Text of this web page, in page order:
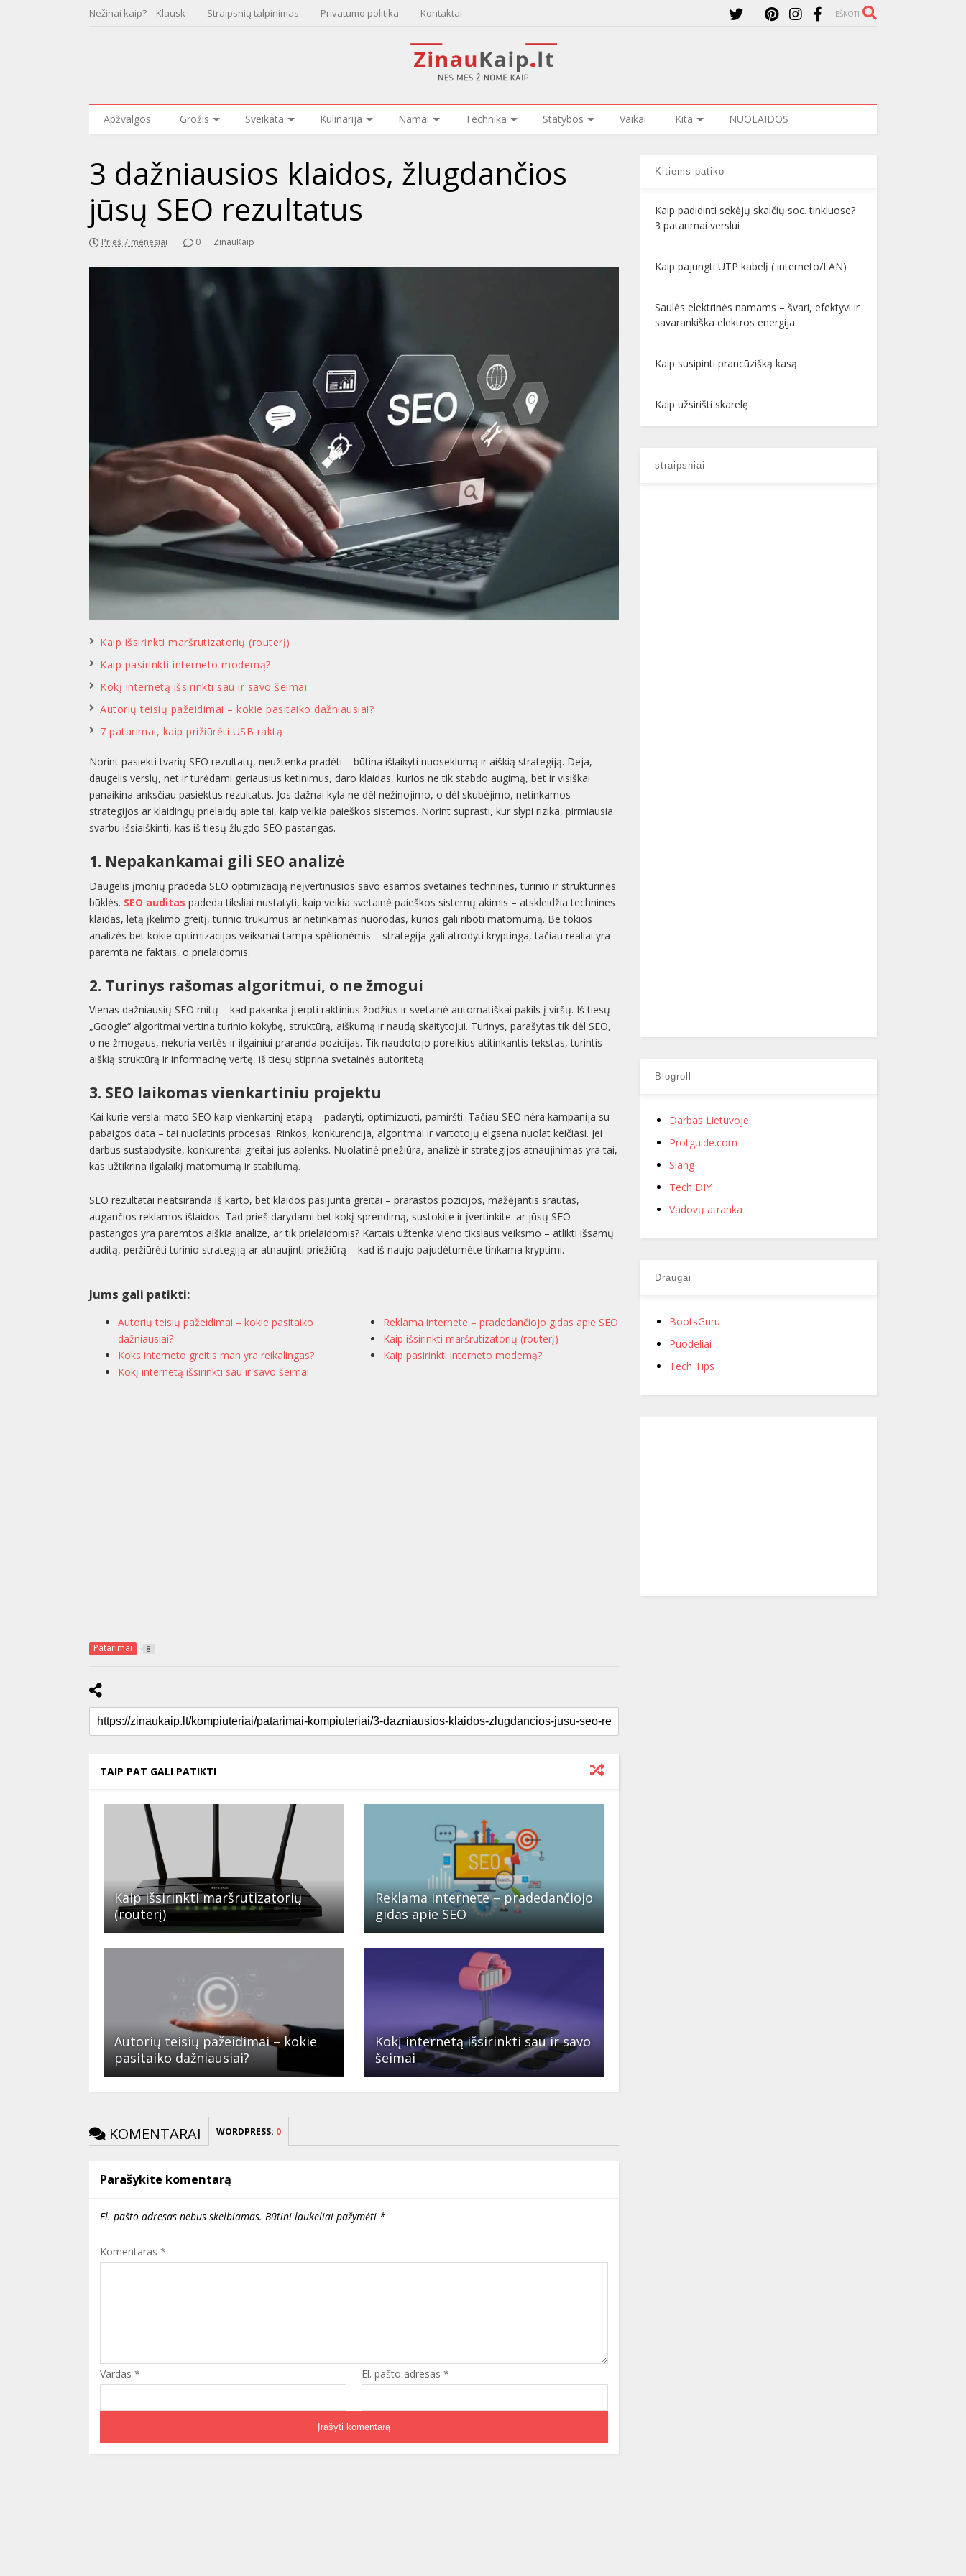
Nežinai kaip? – Klausk Straipsnių talpinimas Privatumo politika Kontaktai IEŠKOTI
Apžvalgos Grožis Sveikata Kulinarija Namai Technika Statybos Vaikai Kita NUOLAIDOS
3 dažniausios klaidos, žlugdančios
jūsų SEO rezultatus
Prieš 7 mėnesiai 0 ZinauKaip
Kaip išsirinkti maršrutizatorių (routerį)
Kaip pasirinkti interneto modemą?
Kokį internetą išsirinkti sau ir savo šeimai
Autorių teisių pažeidimai – kokie pasitaiko dažniausiai?
7 patarimai, kaip prižiūrėti USB raktą
Norint pasiekti tvarių SEO rezultatų, neužtenka pradėti – būtina išlaikyti nuoseklumą ir aiškią strategiją. Deja,
daugelis verslų, net ir turėdami geriausius ketinimus, daro klaidas, kurios ne tik stabdo augimą, bet ir visiškai
panaikina anksčiau pasiektus rezultatus. Jos dažnai kyla ne dėl nežinojimo, o dėl skubėjimo, netinkamos
strategijos ar klaidingų prielaidų apie tai, kaip veikia paieškos sistemos. Norint suprasti, kur slypi rizika, pirmiausia
svarbu išsiaiškinti, kas iš tiesų žlugdo SEO pastangas.
1. Nepakankamai gili SEO analizė
Daugelis įmonių pradeda SEO optimizaciją neįvertinusios savo esamos svetainės techninės, turinio ir struktūrinės
būklės. SEO auditas padeda tiksliai nustatyti, kaip veikia svetainė paieškos sistemų akimis – atskleidžia technines
klaidas, lėtą įkėlimo greitį, turinio trūkumus ar netinkamas nuorodas, kurios gali riboti matomumą. Be tokios
analizės bet kokie optimizacijos veiksmai tampa spėlionėmis – strategija gali atrodyti kryptinga, tačiau realiai yra
paremta ne faktais, o prielaidomis.
2. Turinys rašomas algoritmui, o ne žmogui
Vienas dažniausių SEO mitų – kad pakanka įterpti raktinius žodžius ir svetainė automatiškai pakils į viršų. Iš tiesų
„Google“ algoritmai vertina turinio kokybę, struktūrą, aiškumą ir naudą skaitytojui. Turinys, parašytas tik dėl SEO,
o ne žmogaus, nekuria vertės ir ilgainiui praranda pozicijas. Tik naudotojo poreikius atitinkantis tekstas, turintis
aiškią struktūrą ir informacinę vertę, iš tiesų stiprina svetainės autoritetą.
3. SEO laikomas vienkartiniu projektu
Kai kurie verslai mato SEO kaip vienkartinį etapą – padaryti, optimizuoti, pamiršti. Tačiau SEO nėra kampanija su
pabaigos data – tai nuolatinis procesas. Rinkos, konkurencija, algoritmai ir vartotojų elgsena nuolat keičiasi. Jei
darbus sustabdysite, konkurentai greitai jus aplenks. Nuolatinė priežiūra, analizė ir strategijos atnaujinimas yra tai,
kas užtikrina ilgalaikį matomumą ir stabilumą.
SEO rezultatai neatsiranda iš karto, bet klaidos pasijunta greitai – prarastos pozicijos, mažėjantis srautas,
augančios reklamos išlaidos. Tad prieš darydami bet kokį sprendimą, sustokite ir įvertinkite: ar jūsų SEO
pastangos yra paremtos aiškia analize, ar tik prielaidomis? Kartais užtenka vieno tikslaus veiksmo – atlikti išsamų
auditą, peržiūrėti turinio strategiją ar atnaujinti priežiūrą – kad iš naujo pajudėtumėte tinkama kryptimi.
Jums gali patikti:
Autorių teisių pažeidimai – kokie pasitaiko
dažniausiai?
Koks interneto greitis man yra reikalingas?
Kokį internetą išsirinkti sau ir savo šeimai
Reklama internete – pradedančiojo gidas apie SEO
Kaip išsirinkti maršrutizatorių (routerį)
Kaip pasirinkti interneto modemą?
Patarimai 8
TAIP PAT GALI PATIKTI
Kaip išsirinkti maršrutizatorių
(routerį)
Reklama internete – pradedančiojo
gidas apie SEO
Autorių teisių pažeidimai – kokie
pasitaiko dažniausiai?
Kokį internetą išsirinkti sau ir savo
šeimai
KOMENTARAI WORDPRESS: 0
Parašykite komentarą
El. pašto adresas nebus skelbiamas. Būtini laukeliai pažymėti *
Komentaras*
Vardas* El. pašto adresas*
Kitiems patiko
Kaip padidinti sekėjų skaičių soc. tinkluose?
3 patarimai verslui
Kaip pajungti UTP kabelį ( interneto/LAN)
Saulės elektrinės namams – švari, efektyvi ir
savarankiška elektros energija
Kaip susipinti prancūzišką kasą
Kaip užsirišti skarelę
straipsniai
Blogroll
Darbas Lietuvoje
Protguide.com
Slang
Tech DIY
Vadovų atranka
Draugai
BootsGuru
Puodeliai
Tech Tips